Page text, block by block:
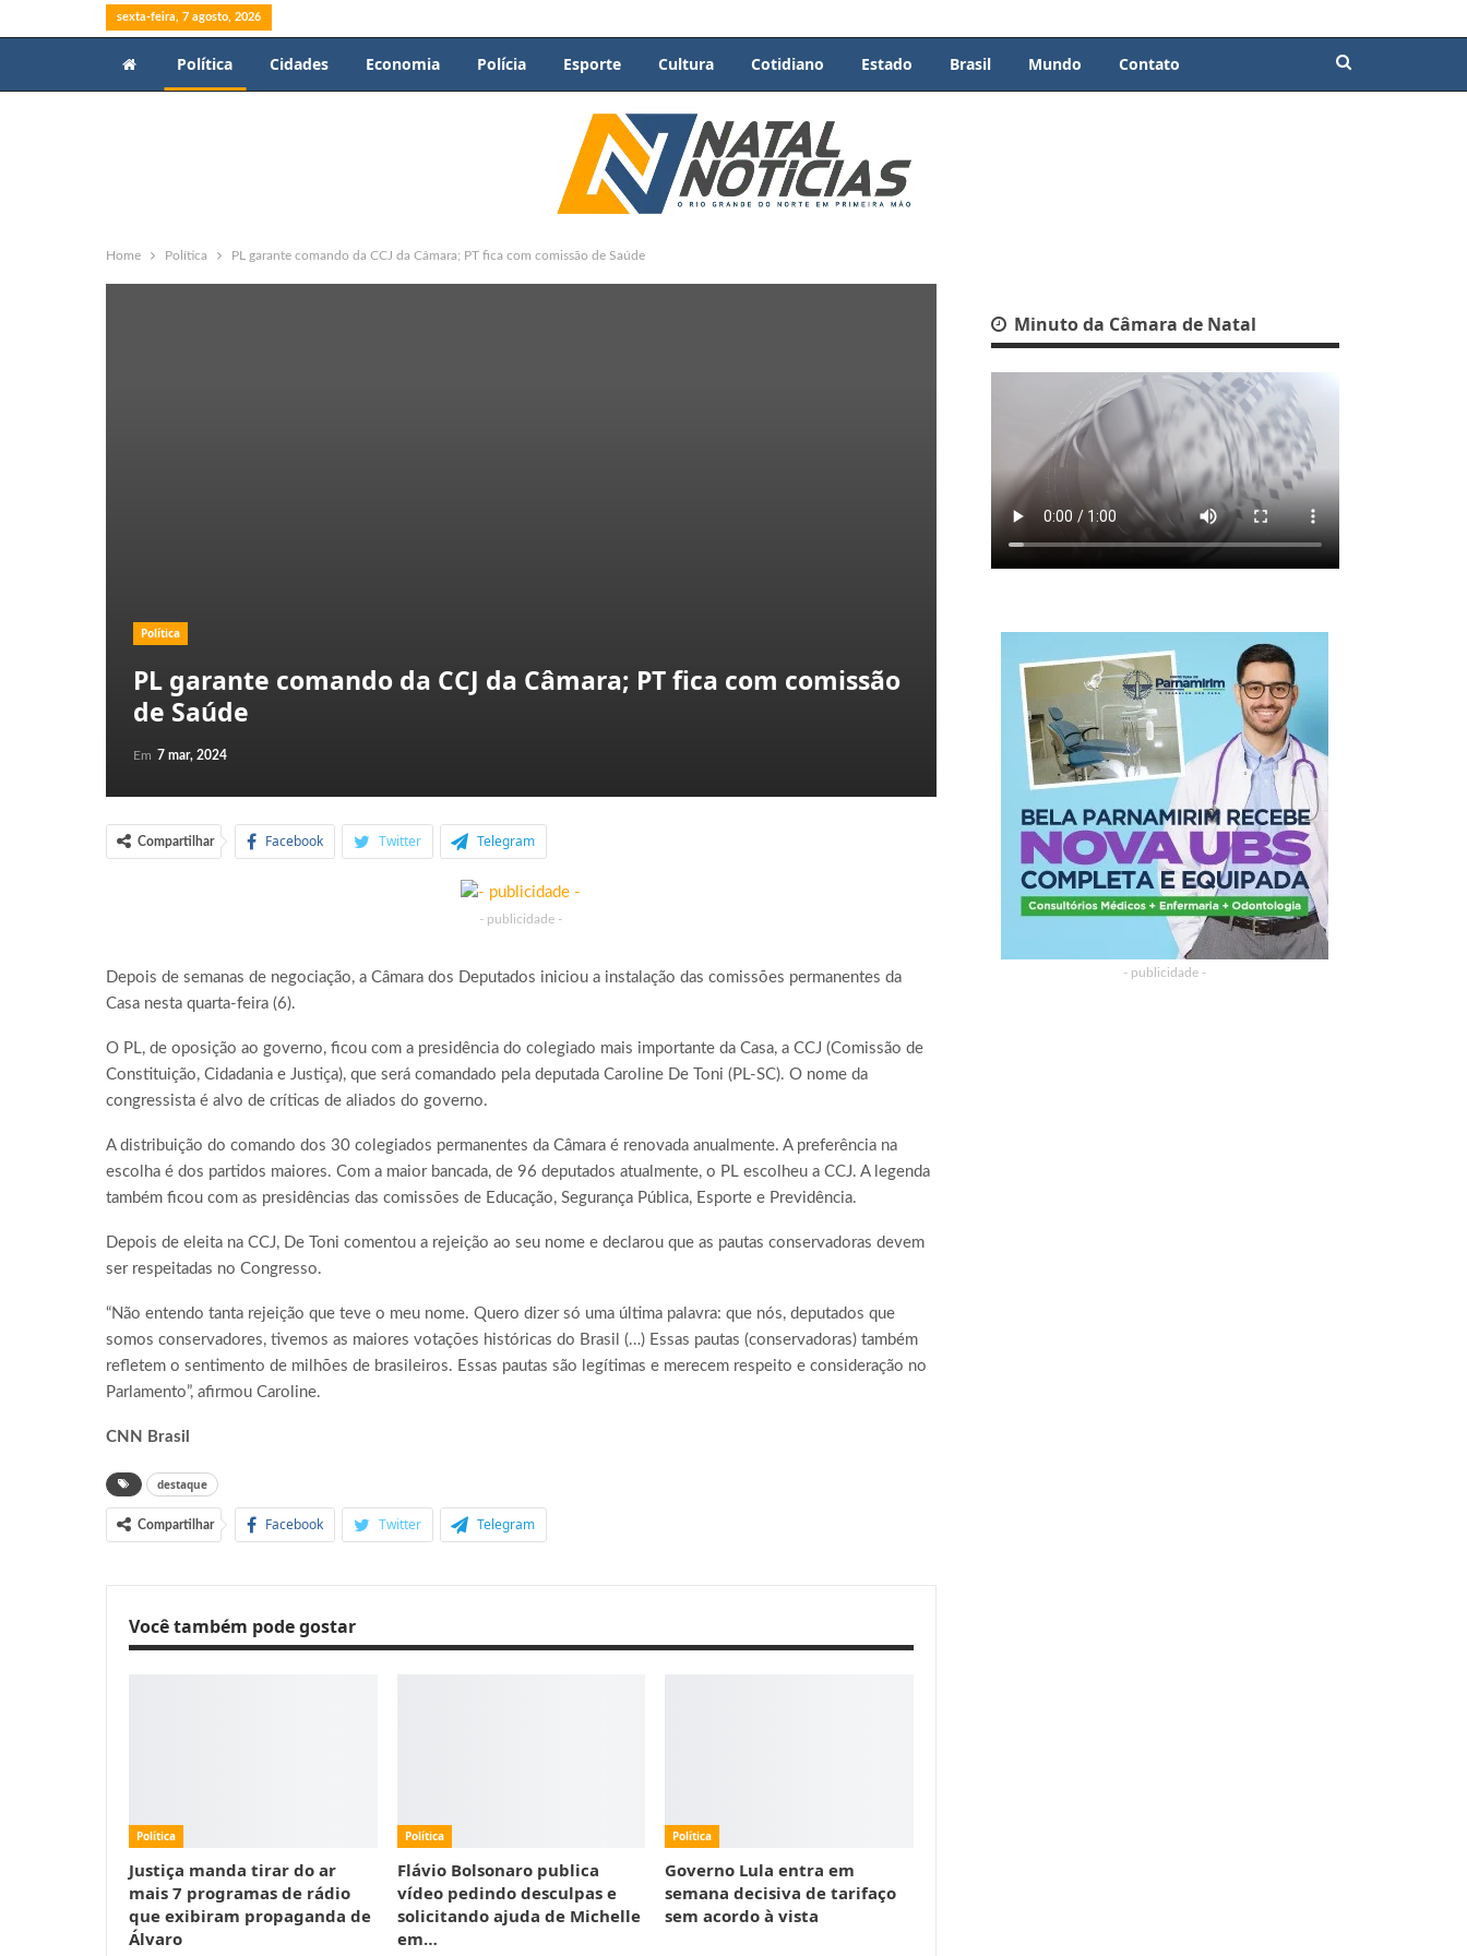
sexta-feira, 7 agosto, 2026
Política Cidades Economia Polícia Esporte Cultura Cotidiano Estado Brasil Mundo Contato
Home Política PL garante comando da CCJ da Câmara; PT fica com comissão de Saúde
Política
PL garante comando da CCJ da Câmara; PT fica com comissão
de Saúde
Em 7 mar, 2024
Compartilhar Facebook Twitter Telegram
- publicidade -
Depois de semanas de negociação, a Câmara dos Deputados iniciou a instalação das comissões permanentes da
Casa nesta quarta-feira (6).
O PL, de oposição ao governo, ficou com a presidência do colegiado mais importante da Casa, a CCJ (Comissão de
Constituição, Cidadania e Justiça), que será comandado pela deputada Caroline De Toni (PL-SC). O nome da
congressista é alvo de críticas de aliados do governo.
A distribuição do comando dos 30 colegiados permanentes da Câmara é renovada anualmente. A preferência na
escolha é dos partidos maiores. Com a maior bancada, de 96 deputados atualmente, o PL escolheu a CCJ. A legenda
também ficou com as presidências das comissões de Educação, Segurança Pública, Esporte e Previdência.
Depois de eleita na CCJ, De Toni comentou a rejeição ao seu nome e declarou que as pautas conservadoras devem
ser respeitadas no Congresso.
“Não entendo tanta rejeição que teve o meu nome. Quero dizer só uma última palavra: que nós, deputados que
somos conservadores, tivemos as maiores votações históricas do Brasil (…) Essas pautas (conservadoras) também
refletem o sentimento de milhões de brasileiros. Essas pautas são legítimas e merecem respeito e consideração no
Parlamento”, afirmou Caroline.
CNN Brasil
destaque
Compartilhar Facebook Twitter Telegram
Você também pode gostar
Política
Justiça manda tirar do ar
mais 7 programas de rádio
que exibiram propaganda de
Álvaro
Política
Flávio Bolsonaro publica
vídeo pedindo desculpas e
solicitando ajuda de Michelle
em…
Política
Governo Lula entra em
semana decisiva de tarifaço
sem acordo à vista
Minuto da Câmara de Natal
- publicidade -